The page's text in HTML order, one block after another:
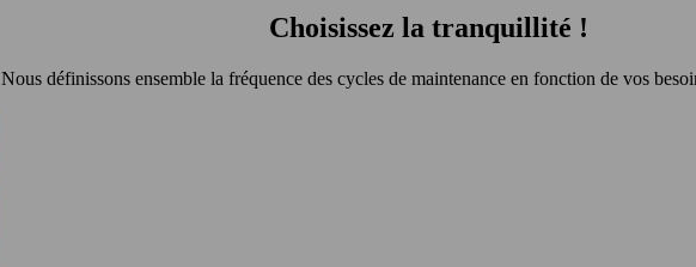
Choisissez la tranquillité !
Nous définissons ensemble la fréquence des cycles de maintenance en fonction de vos